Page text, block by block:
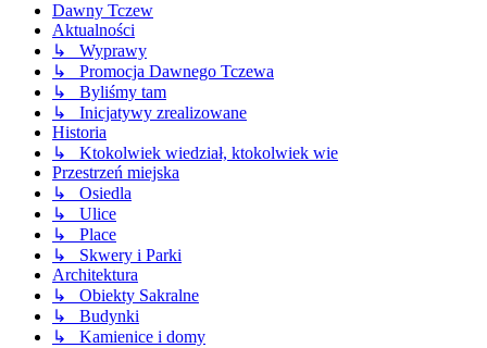
Dawny Tczew
Aktualności
↳ Wyprawy
↳ Promocja Dawnego Tczewa
↳ Byliśmy tam
↳ Inicjatywy zrealizowane
Historia
↳ Ktokolwiek wiedział, ktokolwiek wie
Przestrzeń miejska
↳ Osiedla
↳ Ulice
↳ Place
↳ Skwery i Parki
Architektura
↳ Obiekty Sakralne
↳ Budynki
↳ Kamienice i domy